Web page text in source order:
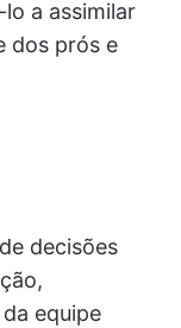
a assimilar
dos prós e
decisões
equipe